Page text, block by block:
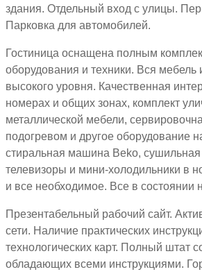
здания. Отдельный вход с улицы.
Парковка для автомобилей.
Гостиница оснащена полным
оборудования и техники. Вся мебель
высокого уровня. Качественная
номерах и общих зонах, комплект
металлической мебели,
подогревом и другое оборудование
стиральная машина Beko,
телевизоры и мини-холодильники в
и все необходимое. Все в состоянии
Презентабельный рабочий сайт.
сети. Наличие практических
технологических карт. Полный штат
обладающих всеми инструкциями.